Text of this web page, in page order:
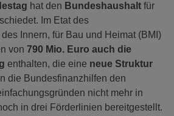
hat den Bundeshaushalt für
Im Etat des
Innern, für Bau und Heimat (BMI)
von 790 Mio. Euro auch die
enthalten, die eine neue Struktur
die Bundesfinanzhilfen den
nicht mehr in
in drei Förderlinien bereitgestellt.